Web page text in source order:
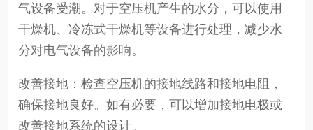
气设备受潮。对于空压机产生的水分，可以使用
干燥机、冷冻式干燥机等设备进行处理，减少水
分对电气设备的影响。
改善接地：检查空压机的接地线路和接地电阻，
确保接地良好。如有必要，可以增加接地电极或
改善接地系统的设计。